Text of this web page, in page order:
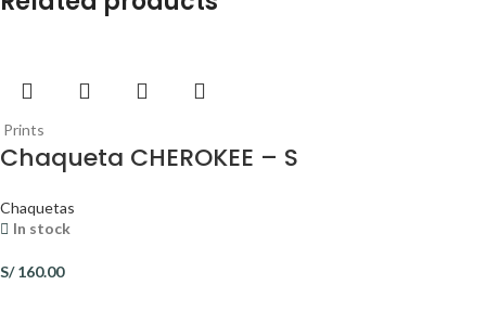
Prints
Chaqueta CHEROKEE – S
Chaquetas
In stock
S/160.00